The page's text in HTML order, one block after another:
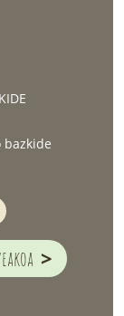
bazkide
>